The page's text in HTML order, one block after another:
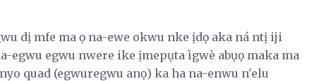
dị mfe ma ọ na-ewe okwu nke ịdọ aka ná ntị iji
egwu egwu nwere ike ịmepụta ìgwè abụọ maka ma
quad (egwuregwu anọ) ka ha na-enwu n'elu